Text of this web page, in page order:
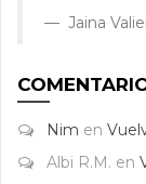
Jaina
Nim en
Albi R.M. en